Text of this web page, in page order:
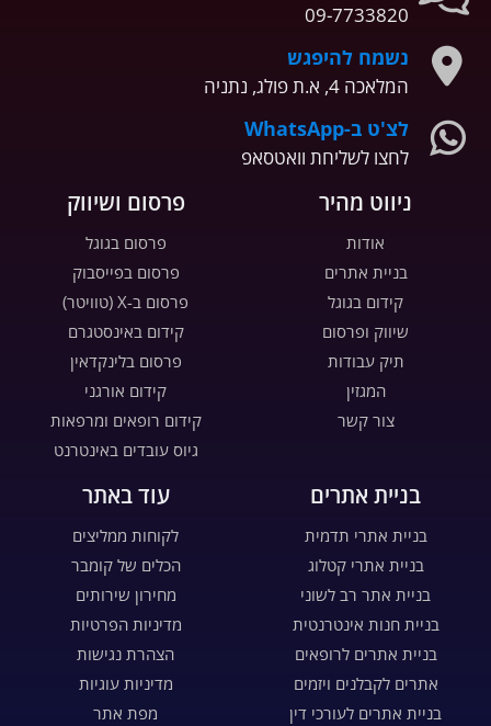
09-7733820
נשמח להיפגש
המלאכה 4, א.ת פולג, נתניה
לצ'ט ב-WhatsApp
לחצו לשליחת וואטסאפ
ניווט מהיר
אודות
בניית אתרים
קידום בגוגל
שיווק ופרסום
תיק עבודות
המגזין
צור קשר
פרסום ושיווק
פרסום בגוגל
פרסום בפייסבוק
פרסום ב-X (טוויטר)
קידום באינסטגרם
פרסום בלינקדאין
קידום אורגני
קידום רופאים ומרפאות
גיוס עובדים באינטרנט
בניית אתרים
בניית אתרי תדמית
בניית אתרי קטלוג
בניית אתר רב לשוני
בניית חנות אינטרנטית
בניית אתרים לרופאים
אתרים לקבלנים ויזמים
בניית אתרים לעורכי דין
עוד באתר
לקוחות ממליצים
הכלים של קומבר
מחירון שירותים
מדיניות הפרטיות
הצהרת נגישות
מדיניות עוגיות
מפת אתר